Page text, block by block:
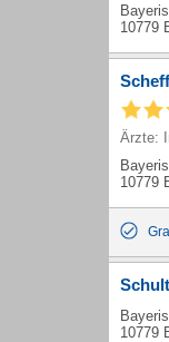
10779
Ärzte:
10779
10779